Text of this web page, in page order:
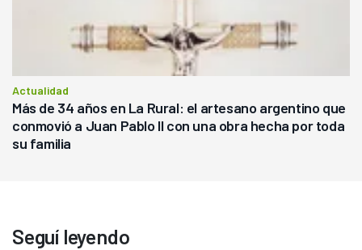
Actualidad
Más de 34 años en La Rural: el artesano argentino que
conmovió a Juan Pablo II con una obra hecha por toda
su familia
Seguí leyendo